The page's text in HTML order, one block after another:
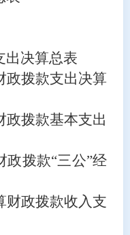
出决算总表
政拨款支出决算
政拨款基本支出
政拨款“三公”经
财政拨款收入支